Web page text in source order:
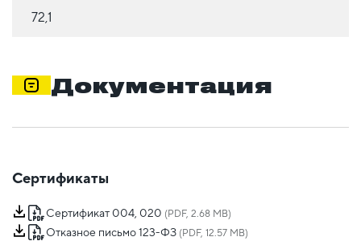
72,1
Документация
Сертификаты
Сертификат 004, 020 (PDF, 2.68 MB)
Отказное письмо 123-ФЗ (PDF, 12.57 MB)